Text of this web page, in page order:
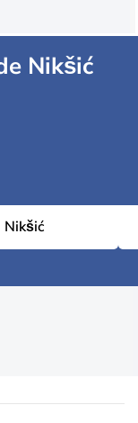
Nikšić
Nikšić